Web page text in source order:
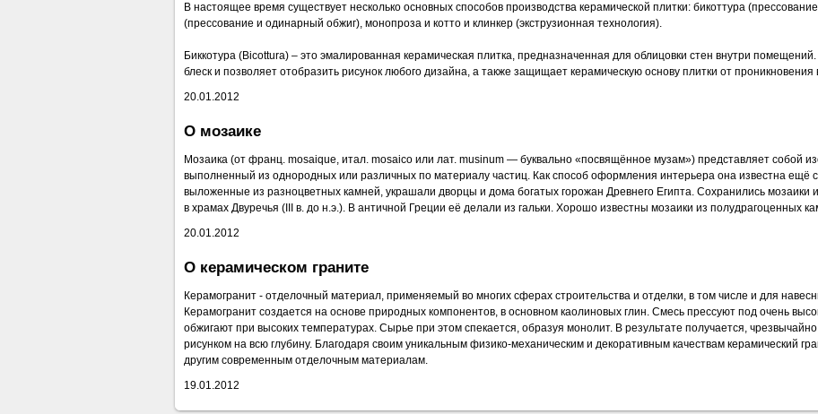
В настоящее время существует несколько основных способов производства керамической плитки: бикоттура
(прессование и одинарный обжиг), монопроза и котто и клинкер (экструзионная технология).
Биккотура (Bicottura) – это эмалированная керамическая плитка, предназначенная для облицовки стен внутри
блеск и позволяет отобразить рисунок любого дизайна, а также защищает керамическую основу плитки от проникновения
20.01.2012
О мозаике
Мозаика (от франц. mosaique, итал. mosaico или лат. musinum — буквально «посвящённое музам») представляет собой
выполненный из однородных или различных по материалу частиц. Как способ оформления интерьера она известна ещё
выложенные из разноцветных камней, украшали дворцы и дома богатых горожан Древнего Египта. Сохранились мозаики
в храмах Двуречья (III в. до н.э.). В античной Греции её делали из гальки. Хорошо известны мозаики из полудрагоценных
20.01.2012
О керамическом граните
Керамогранит - отделочный материал, применяемый во многих сферах строительства и отделки, в том числе и для
Керамогранит создается на основе природных компонентов, в основном каолиновых глин. Смесь прессуют под очень
обжигают при высоких температурах. Сырье при этом спекается, образуя монолит. В результате получается,
рисунком на всю глубину. Благодаря своим уникальным физико-механическим и декоративным качествам керамический
другим современным отделочным материалам.
19.01.2012